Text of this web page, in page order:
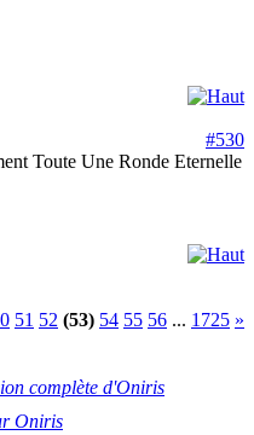
#530
Toute Une Ronde Eternelle
51 52 (53) 54 55 56 ... 1725 »
complète d'Oniris
Oniris